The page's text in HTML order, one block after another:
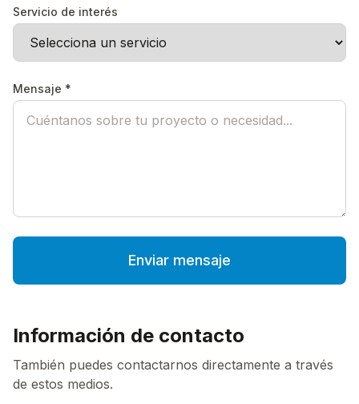
Servicio de interés
Mensaje *
Enviar mensaje
Información de contacto
También puedes contactarnos directamente a través
de estos medios.